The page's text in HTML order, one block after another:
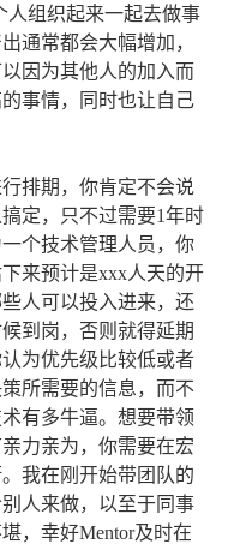
人组织起来一起去做事
通常都会大幅增加，
因为其他人的加入而
事情，同时也让自己
排期，你肯定不会说
定，只不过需要1年时
个技术管理人员，你
来预计是xxx人天的开
人可以投入进来，还
到岗，否则就得延期
为优先级比较低或者
所需要的信息，而不
有多牛逼。想要带领
力亲为，你需要在宏
我在刚开始带团队的
人来做，以至于同事
，幸好Mentor及时在